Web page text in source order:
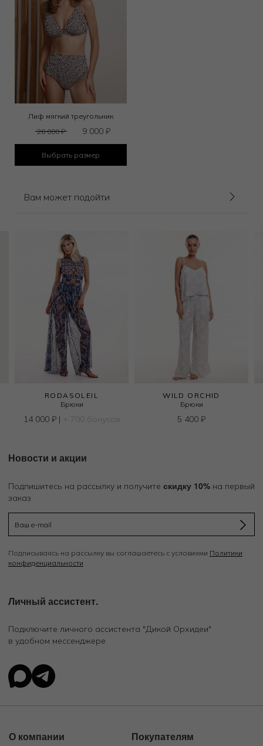
Лиф мягкий треугольник
26 000₽ 9 000₽
Выбрать размер
Вам может подойти
RODASOLEIL
Брюки
14 000 ₽| + 700 бонусов
WILD ORCHID
Брюки
5 400 ₽
Новости и акции
Подпишитесь на рассылку и получите скидку 10% на первый
заказ
Подписываясь на рассылку вы соглашаетесь с условиями Политики
конфиденциальности
Личный ассистент.
Подключите личного ассистента "Дикой Орхидеи"
в удобном мессенджере
О компании Покупателям